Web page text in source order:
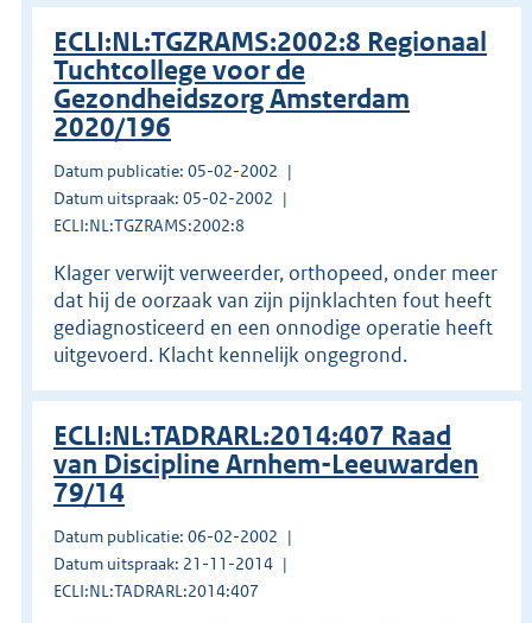
ECLI:NL:TGZRAMS:2002:8 Regionaal
Tuchtcollege voor de
Gezondheidszorg Amsterdam
2020/196
Datum publicatie: 05-02-2002
Datum uitspraak: 05-02-2002
ECLI:NL:TGZRAMS:2002:8
Klager verwijt verweerder, orthopeed, onder meer
dat hij de oorzaak van zijn pijnklachten fout heeft
gediagnosticeerd en een onnodige operatie heeft
uitgevoerd. Klacht kennelijk ongegrond.
ECLI:NL:TADRARL:2014:407 Raad
van Discipline Arnhem-Leeuwarden
79/14
Datum publicatie: 06-02-2002
Datum uitspraak: 21-11-2014
ECLI:NL:TADRARL:2014:407